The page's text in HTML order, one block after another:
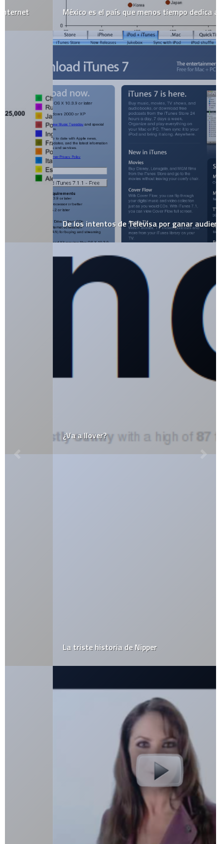
México es el país que menos tiempo dedica a comer
De los intentos de Televisa por ganar audiencia
¿Va a llover?
La triste historia de Nipper